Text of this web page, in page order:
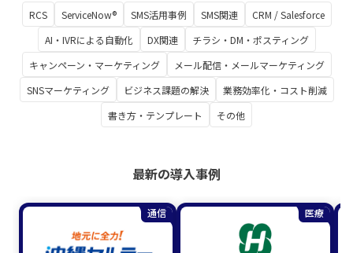
RCS ServiceNow® SMS活用事例 SMS関連
CRM / Salesforce
AI・IVRによる自動化
DX関連
チラシ・DM・ポスティング
キャンペーン・マーケティング
メール配信・メールマーケティング
SNSマーケティング
ビジネス課題の解決
業務効率化・コスト削減
書き方・テンプレート
その他
最新の導入事例
通信 医療